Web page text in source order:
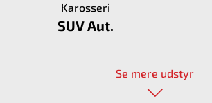
Karosseri
SUV Aut.
Se mere udstyr